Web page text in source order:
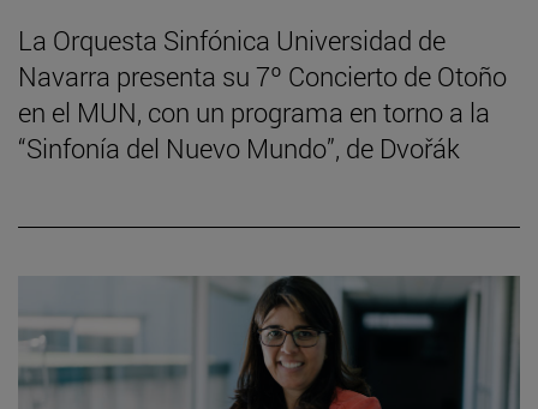
La Orquesta Sinfónica Universidad de
Navarra presenta su 7º Concierto de Otoño
en el MUN, con un programa en torno a la
“Sinfonía del Nuevo Mundo”, de Dvořák